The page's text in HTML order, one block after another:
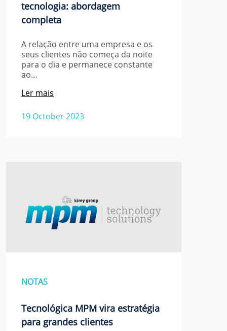
tecnologia: abordagem
completa
A relação entre uma empresa e os
seus clientes não começa da noite
para o dia e permanece constante
ao…
19 October 2023
Ler mais
NOTAS
Tecnológica MPM vira estratégia
para grandes clientes